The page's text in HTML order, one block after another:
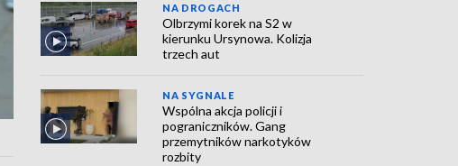
NA DROGACH
Olbrzymi korek na S2 w
kierunku Ursynowa. Kolizja
trzech aut
NA SYGNALE
Wspólna akcja policji i
pograniczników. Gang
przemytników narkotyków
rozbity